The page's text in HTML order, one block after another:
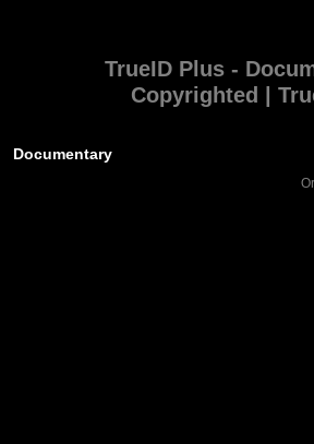
TrueID Plus -
Copyrighted |
Documentary